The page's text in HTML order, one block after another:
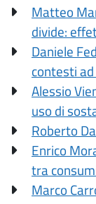
Matteo
divide:
Daniele
contesti
Alessio
uso di
Roberto
Enrico
tra
Marco